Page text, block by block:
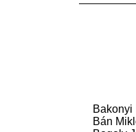
Bakonyi
Bán